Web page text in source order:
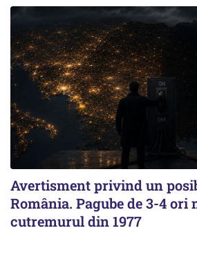
Avertisment privind un
România. Pagube de 3-4 ori
cutremurul din 1977